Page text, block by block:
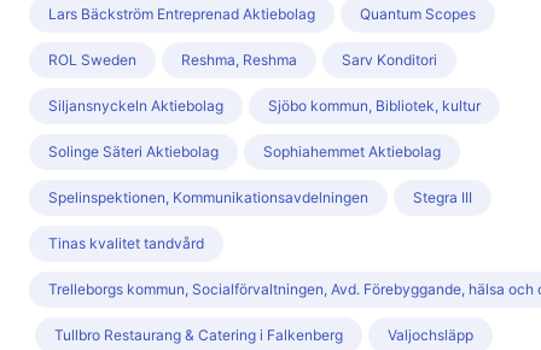
Lars Bäckström Entreprenad Aktiebolag Quantum Scopes
ROL Sweden Reshma, Reshma Sarv Konditori
Siljansnyckeln Aktiebolag Sjöbo kommun, Bibliotek, kultur
Solinge Säteri Aktiebolag Sophiahemmet Aktiebolag
Spelinspektionen, Kommunikationsavdelningen Stegra III
Tinas kvalitet tandvård
Trelleborgs kommun, Socialförvaltningen, Avd. Förebyggande, hälsa och
Tullbro Restaurang & Catering i Falkenberg Valjochsläpp